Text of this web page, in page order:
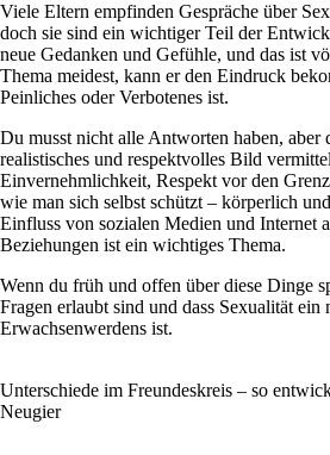
Viele Eltern empfinden Gespräche über
doch sie sind ein wichtiger Teil der
neue Gedanken und Gefühle, und das ist
Thema meidest, kann er den Eindruck
Peinliches oder Verbotenes ist.
Du musst nicht alle Antworten haben, aber
realistisches und respektvolles Bild
Einvernehmlichkeit, Respekt vor den
wie man sich selbst schützt – körperlich
Einfluss von sozialen Medien und Internet
Beziehungen ist ein wichtiges Thema.
Wenn du früh und offen über diese Dinge
Fragen erlaubt sind und dass Sexualität ein
Erwachsenwerdens ist.
Unterschiede im Freundeskreis – so
Neugier